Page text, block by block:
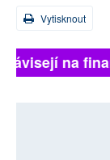
Vytisknout
na